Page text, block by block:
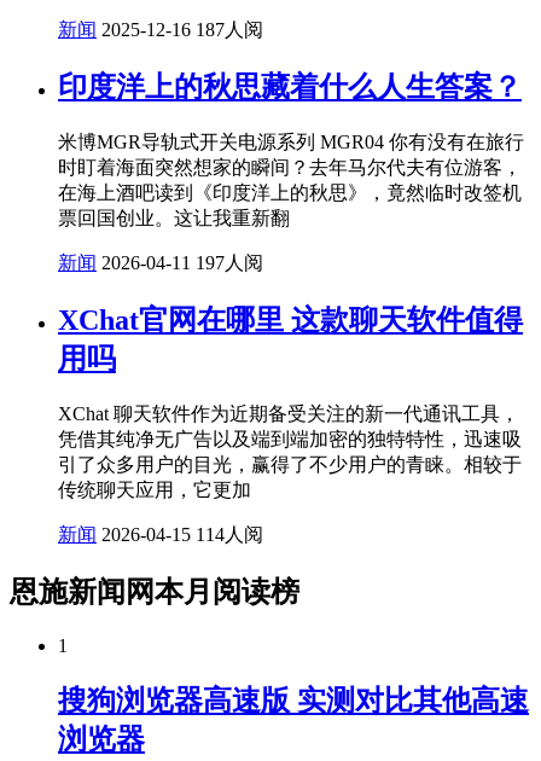
新闻 2025-12-16 187人阅
印度洋上的秋思藏着什么人生答案？
米博MGR导轨式开关电源系列 MGR04 你有没有在旅行
时盯着海面突然想家的瞬间？去年马尔代夫有位游客，
在海上酒吧读到《印度洋上的秋思》，竟然临时改签机
票回国创业。这让我重新翻
新闻 2026-04-11 197人阅
XChat官网在哪里 这款聊天软件值得
用吗
XChat 聊天软件作为近期备受关注的新一代通讯工具，
凭借其纯净无广告以及端到端加密的独特特性，迅速吸
引了众多用户的目光，赢得了不少用户的青睐。相较于
传统聊天应用，它更加
新闻 2026-04-15 114人阅
恩施新闻网本月阅读榜
1
搜狗浏览器高速版 实测对比其他高速
浏览器